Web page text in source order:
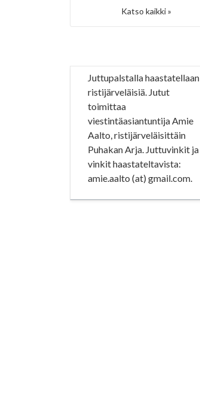
Katso kaikki »
Juttupalstalla haastatellaan
ristijärveläisiä. Jutut
toimittaa
viestintäasiantuntija Amie
Aalto, ristijärveläisittäin
Puhakan Arja. Juttuvinkit ja
vinkit haastateltavista:
amie.aalto (at) gmail.com.